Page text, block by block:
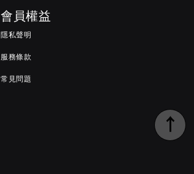
會員權益
隱私聲明
服務條款
常見問題
↑